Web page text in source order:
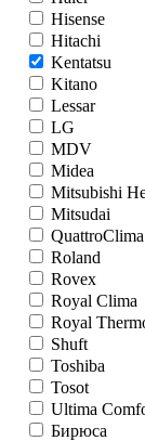
Hisense
Hitachi
Kentatsu
Kitano
Lessar
LG
MDV
Midea
Mitsubishi
Mitsudai
QuattroClima
Roland
Rovex
Royal Clima
Royal
Shuft
Toshiba
Tosot
Ultima
Бирюса